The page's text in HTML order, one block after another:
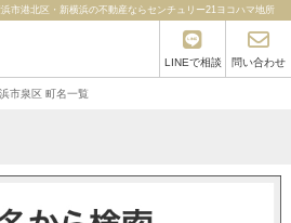
市港北区・新横浜の不動産ならセンチュリー21ヨコハマ地所
LINEで相談 問い合わせ
市泉区 町名一覧